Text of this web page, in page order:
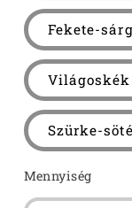
Fekete-
Szürke-
Mennyiség